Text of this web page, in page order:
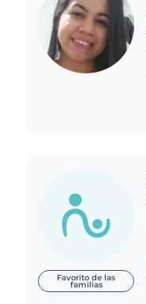
Favorito de las
familias